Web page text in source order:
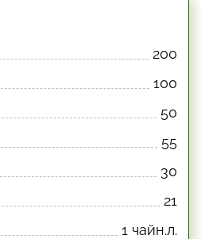
200
100
50
55
30
21
1 чайн.л.